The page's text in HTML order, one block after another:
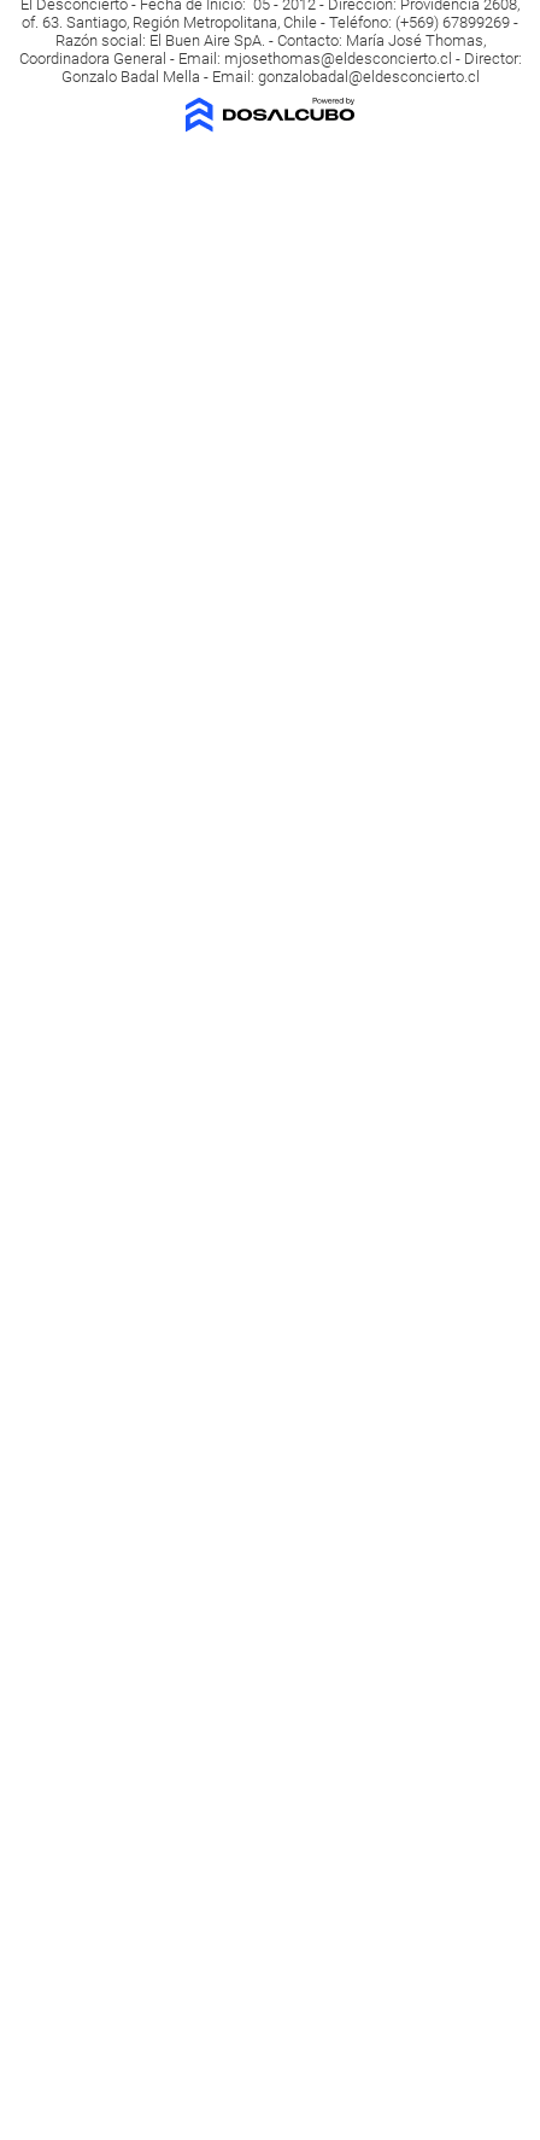
El Desconcierto - Fecha de Inicio: 05 - 2012 - Dirección: Providencia 2608,
of. 63. Santiago, Región Metropolitana, Chile - Teléfono: (+569) 67899269 -
Razón social: El Buen Aire SpA. - Contacto: María José Thomas,
Coordinadora General - Email: mjosethomas@eldesconcierto.cl - Director:
Gonzalo Badal Mella - Email: gonzalobadal@eldesconcierto.cl